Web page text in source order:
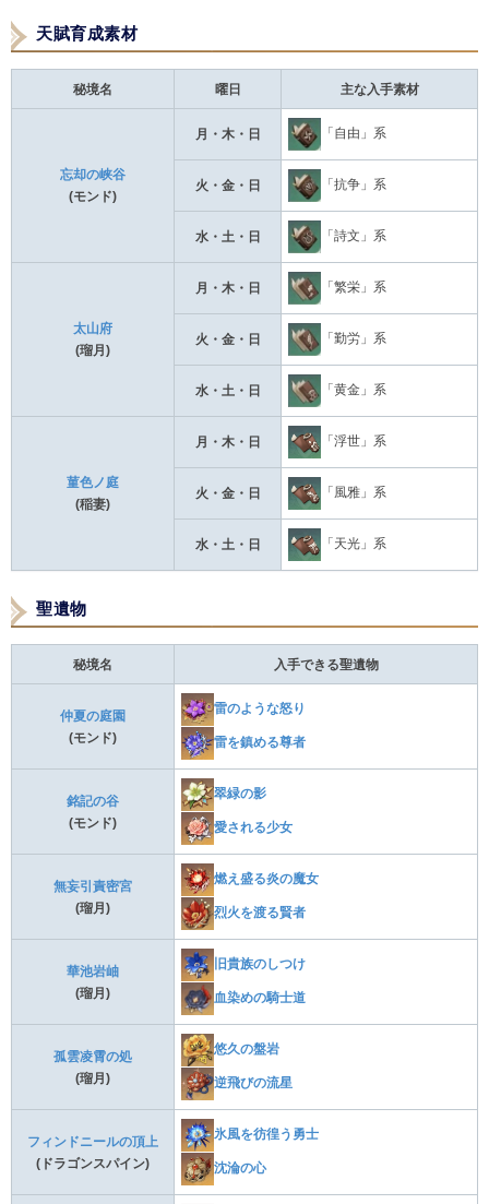
天賦育成素材
秘境名 曜日 主な入手素材
忘却の峡谷
(モンド)
月・木・日 「自由」系
火・金・日 「抗争」系
水・土・日 「詩文」系
太山府
(瑠月)
月・木・日 「繁栄」系
火・金・日 「勤労」系
水・土・日 「黄金」系
菫色ノ庭
(稲妻)
月・木・日 「浮世」系
火・金・日 「風雅」系
水・土・日 「天光」系
聖遺物
秘境名 入手できる聖遺物
仲夏の庭園
(モンド)
雷のような怒り
雷を鎮める尊者
銘記の谷
(モンド)
翠緑の影
愛される少女
無妄引責密宮
(瑠月)
燃え盛る炎の魔女
烈火を渡る賢者
華池岩岫
(瑠月)
旧貴族のしつけ
血染めの騎士道
孤雲凌霄の処
(瑠月)
悠久の盤岩
逆飛びの流星
フィンドニールの頂上
(ドラゴンスパイン)
氷風を彷徨う勇士
沈淪の心